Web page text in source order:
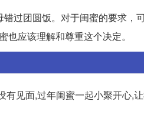
过团圆饭。对于闺蜜的要求
应该理解和尊重这个决定。
见面,过年闺蜜一起小聚开心,